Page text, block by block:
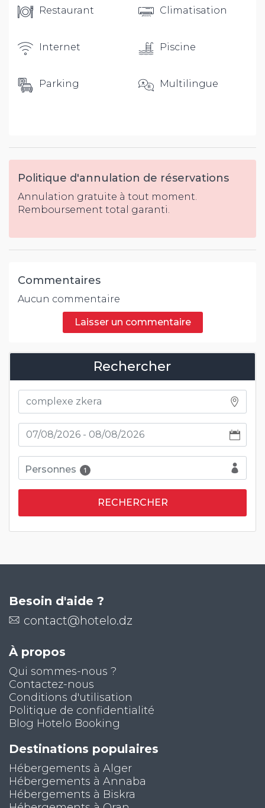
Restaurant
Internet
Parking
Climatisation
Piscine
Multilingue
Politique d'annulation de réservations
Annulation gratuite à tout moment.
Remboursement total garanti.
Commentaires
Aucun commentaire
Laisser un commentaire
Rechercher
Personnes 1
Besoin d'aide ?
contact@hotelo.dz
À propos
Qui sommes-nous ?
Contactez-nous
Conditions d'utilisation
Politique de confidentialité
Blog Hotelo Booking
Destinations populaires
Hébergements à Alger
Hébergements à Annaba
Hébergements à Biskra